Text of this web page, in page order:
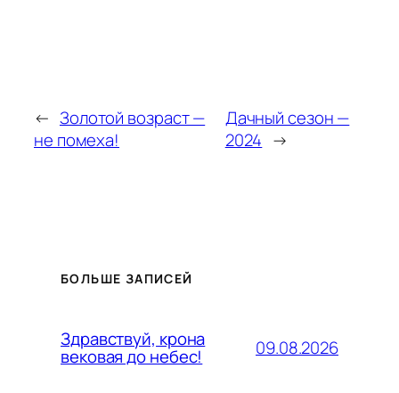
← Золотой возраст —
не помеха!
Дачный сезон —
2024 →
БОЛЬШЕ ЗАПИСЕЙ
Здравствуй, крона
вековая до небес! 09.08.2026